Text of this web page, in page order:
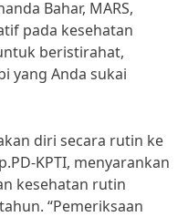
Bahar, MARS,
pada kesehatan
beristirahat,
yang Anda sukai
diri secara rutin ke
KPTI, menyarankan
kesehatan rutin
“Pemeriksaan